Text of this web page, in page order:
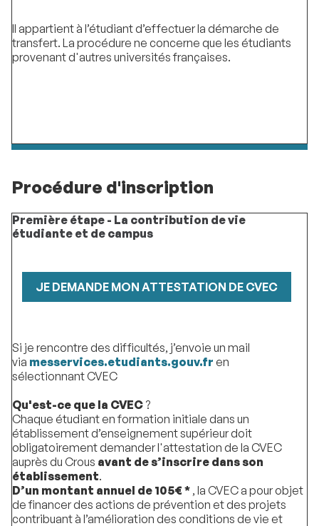
Il appartient à l’étudiant d’effectuer la démarche de
transfert. La procédure ne concerne que les étudiants
provenant d'autres universités françaises.
Procédure d'inscription
Première étape - La contribution de vie
étudiante et de campus
JE DEMANDE MON ATTESTATION DE CVEC
Si je rencontre des difficultés, j’envoie un mail
via messervices.etudiants.gouv.fr en
sélectionnant CVEC
Qu'est-ce que la CVEC ?
Chaque étudiant en formation initiale dans un
établissement d’enseignement supérieur doit
obligatoirement demander l'attestation de la CVEC
auprès du Crous avant de s’inscrire dans son
établissement.
D’un montant annuel de 105€ * , la CVEC a pour objet
de financer des actions de prévention et des projets
contribuant à l’amélioration des conditions de vie et